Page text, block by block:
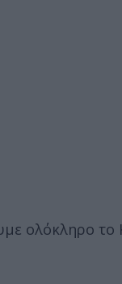
ολόκληρο το